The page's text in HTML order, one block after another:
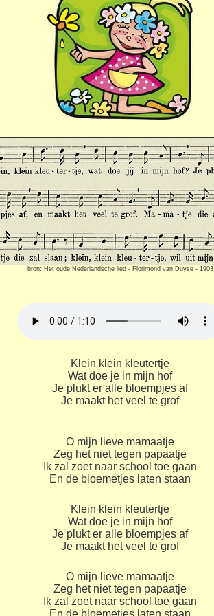
bron: Het oude Nederlandsche lied - Florimond van Duyse - 1903
Klein klein kleutertje
Wat doe je in mijn hof
Je plukt er alle bloempjes af
Je maakt het veel te grof
O mijn lieve mamaatje
Zeg het niet tegen papaatje
Ik zal zoet naar school toe gaan
En de bloemetjes laten staan
Klein klein kleutertje
Wat doe je in mijn hof
Je plukt er alle bloempjes af
Je maakt het veel te grof
O mijn lieve mamaatje
Zeg het niet tegen papaatje
Ik zal zoet naar school toe gaan
En de bloemetjes laten staan